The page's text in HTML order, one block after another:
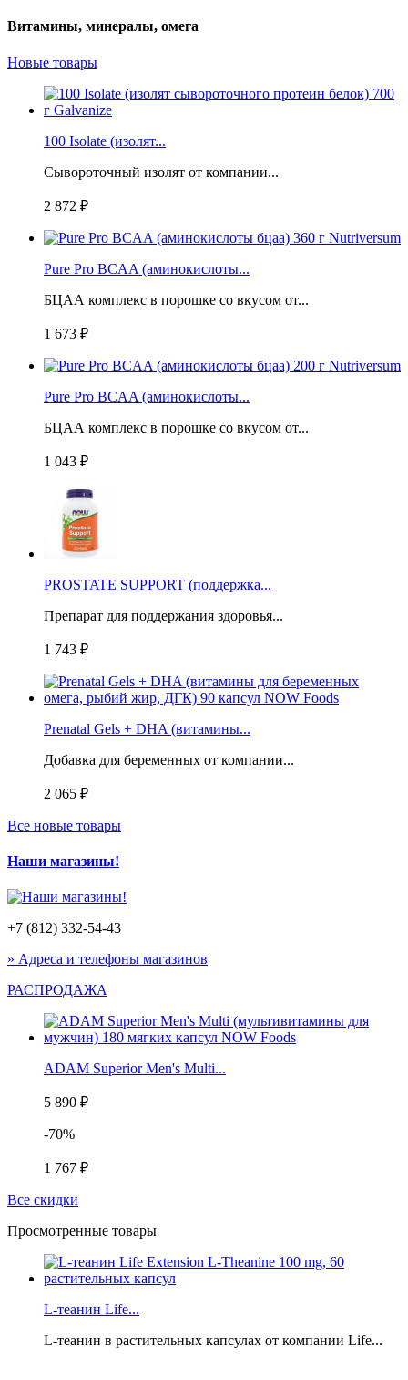
Витамины, минералы, омега
Новые товары
100 Isolate (изолят...
Сывороточный изолят от компании...
2 872 ₽
Pure Pro BCAA (аминокислоты...
БЦАА комплекс в порошке со вкусом от...
1 673 ₽
Pure Pro BCAA (аминокислоты...
БЦАА комплекс в порошке со вкусом от...
1 043 ₽
PROSTATE SUPPORT (поддержка...
Препарат для поддержания здоровья...
1 743 ₽
Prenatal Gels + DHA (витамины...
Добавка для беременных от компании...
2 065 ₽
Все новые товары
Наши магазины!
+7 (812) 332-54-43
» Адреса и телефоны магазинов
РАСПРОДАЖА
ADAM Superior Men's Multi...
5 890 ₽
-70%
1 767 ₽
Все скидки
Просмотренные товары
L-теанин Life...
L-теанин в растительных капсулах от компании Life...